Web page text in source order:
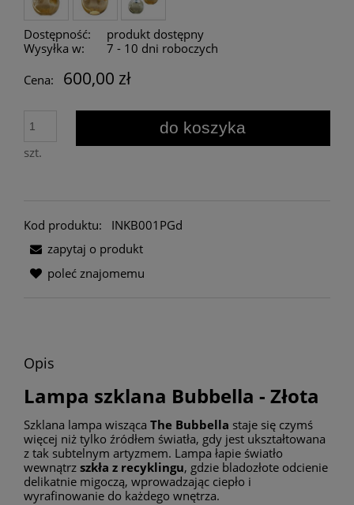
Dostępność:
produkt dostępny
Wysyłka w:
7 - 10 dni roboczych
Cena:
600,00 zł
szt.
do koszyka
Kod produktu:
INKB001PGd
zapytaj o produkt
poleć znajomemu
Opis
Lampa szklana Bubbella - Złota
Szklana lampa wisząca The Bubbella staje się czymś
więcej niż tylko źródłem światła, gdy jest ukształtowana
z tak subtelnym artyzmem. Lampa łapie światło
wewnątrz szkła z recyklingu, gdzie bladozłote odcienie
delikatnie migoczą, wprowadzając ciepło i
wyrafinowanie do każdego wnętrza.